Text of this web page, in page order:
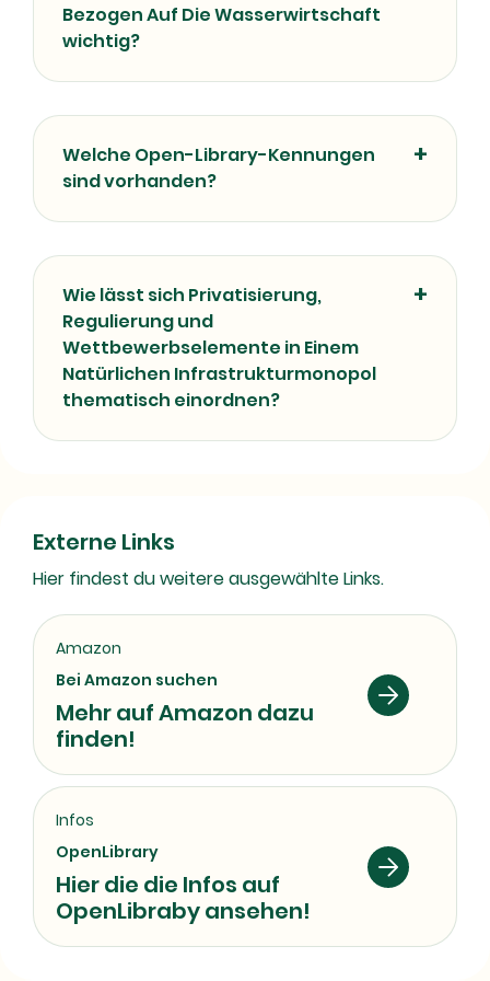
Bezogen Auf Die Wasserwirtschaft
wichtig?
Welche Open-Library-Kennungen
sind vorhanden?
Wie lässt sich Privatisierung,
Regulierung und
Wettbewerbselemente in Einem
Natürlichen Infrastrukturmonopol
thematisch einordnen?
Externe Links
Hier findest du weitere ausgewählte Links.
Amazon
Bei Amazon suchen
Mehr auf Amazon dazu
finden!
Infos
OpenLibrary
Hier die die Infos auf
OpenLibraby ansehen!